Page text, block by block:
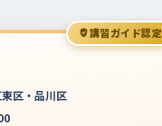
講習ガイド認定
区・品川区